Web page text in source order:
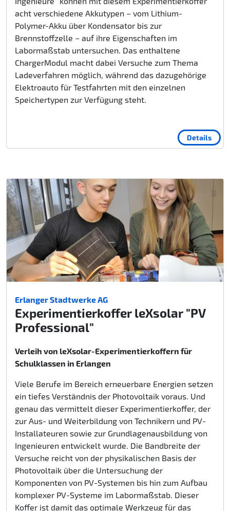
acht verschiedene Akkutypen – vom Lithium-
Polymer-Akku über Kondensator bis zur
Brennstoffzelle – auf ihre Eigenschaften im
Labormaßstab untersuchen. Das enthaltene
ChargerModul macht dabei Versuche zum Thema
Ladeverfahren möglich, während das dazugehörige
Elektroauto für Testfahrten mit den einzelnen
Speichertypen zur Verfügung steht.
Details
Erlanger Stadtwerke AG
Experimentierkoffer leXsolar "PV
Professional"
Verleih von leXsolar-Experimentierkoffern für
Schulklassen in Erlangen
Viele Berufe im Bereich erneuerbare Energien setzen
ein tiefes Verständnis der Photovoltaik voraus. Und
genau das vermittelt dieser Experimentierkoffer, der
zur Aus- und Weiterbildung von Technikern und PV-
Installateuren sowie zur Grundlagenausbildung von
Ingenieuren entwickelt wurde. Die Bandbreite der
Versuche reicht von der physikalischen Basis der
Photovoltaik über die Untersuchung der
Komponenten von PV-Systemen bis hin zum Aufbau
komplexer PV-Systeme im Labormaßstab. Dieser
Koffer ist damit das optimale Werkzeug für das